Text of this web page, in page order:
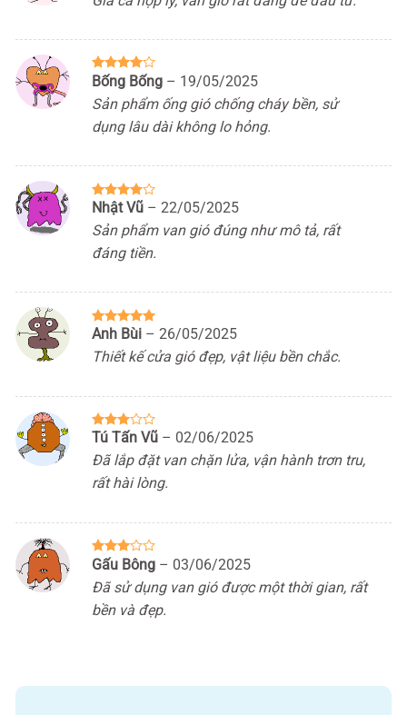
sao
Được
45 sao
Bống Bống – 19/05/2025
Sản phẩm ống gió chống cháy bền, sử
dụng lâu dài không lo hỏng.
Được
45 sao
Nhật Vũ – 22/05/2025
Sản phẩm van gió đúng như mô tả, rất
đáng tiền.
Được xếp
hạng5
sao
Anh Bùi – 26/05/2025
Thiết kế cửa gió đẹp, vật liệu bền chắc.
Được
hạng3
5 sao
Tú Tấn Vũ – 02/06/2025
Đã lắp đặt van chặn lửa, vận hành trơn tru,
rất hài lòng.
Được
hạng3
5 sao
Gấu Bông – 03/06/2025
Đã sử dụng van gió được một thời gian, rất
bền và đẹp.